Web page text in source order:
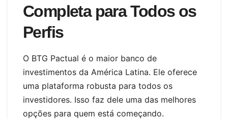
Completa para Todos os
Perfis
O BTG Pactual é o maior banco de
investimentos da América Latina. Ele oferece
uma plataforma robusta para todos os
investidores. Isso faz dele uma das melhores
opções para quem está começando.